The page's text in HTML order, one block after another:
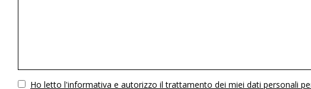
VuotoHo letto l'informativa e autorizzo il trattamento dei miei dati personali